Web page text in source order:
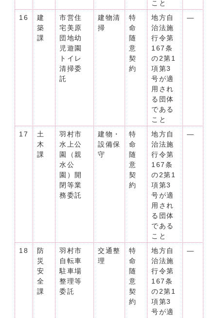
こと
16
建
築
課
市営住
宅美原
団地幼
児遊園
トイレ
清掃委
託
建物清
掃
特
命
随
意
契
約
地方自
治法施
行令第
167条
の2第1
項第3
号が適
用され
る団体
である
こと
―
17
土
木
課
羽村市
水上公
園（親
水公
園）開
閉等業
務委託
建物・
設備保
守
特
命
随
意
契
約
地方自
治法施
行令第
167条
の2第1
項第3
号が適
用され
る団体
である
こと
―
18
防
災
安
全
課
羽村市
自転車
駐車場
整理等
委託
交通整
理
特
命
随
意
契
約
地方自
治法施
行令第
167条
の2第1
項第3
号が適
―